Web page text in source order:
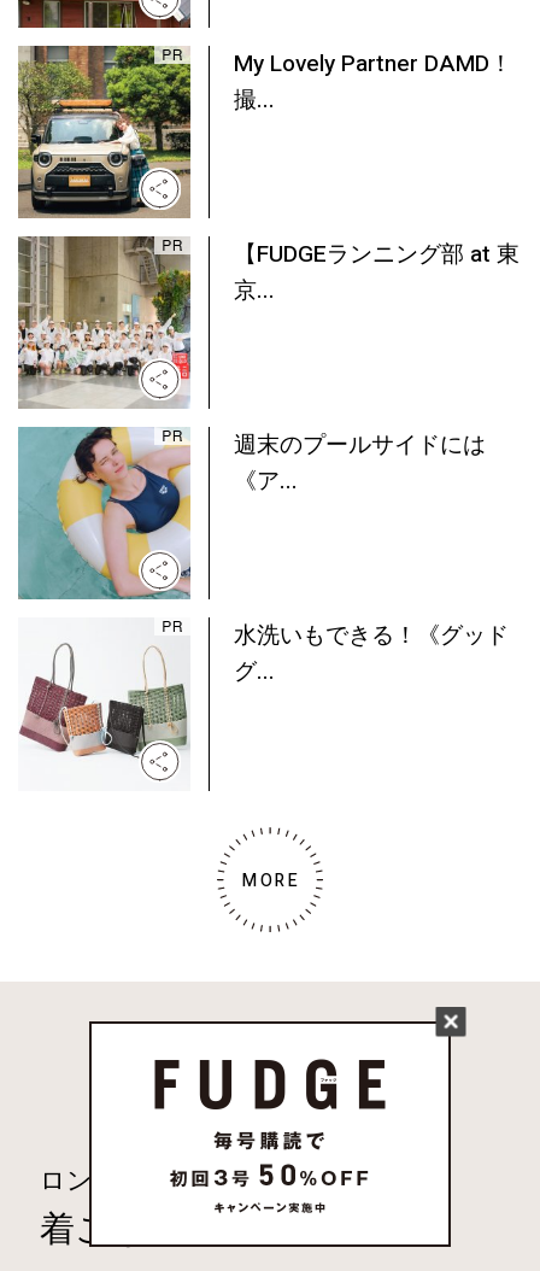
My Lovely Partner DAMD！
撮...
【FUDGEランニング部 at 東
京...
週末のプールサイドには
《ア...
水洗いもできる！《グッド
グ...
MORE
人気のキーワード
ロンドンガール ONKUL
着こなし コーデ